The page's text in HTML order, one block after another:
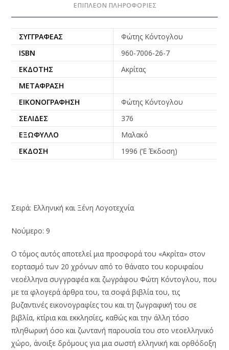
ΕΠΙΠΛΈΟΝ ΠΛΗΡΟΦΟΡΊΕΣ
ΣΥΓΓΡΑΦΈΑΣ
Φώτης Κόντογλου
ISBN
960-7006-26-7
ΕΚΔΌΤΗΣ
Ακρίτας
ΜΕΤΆΦΡΑΣΗ
ΕΙΚΟΝΟΓΡΆΦΗΣΗ
Φώτης Κόντογλου
ΣΕΛΊΔΕΣ
376
ΕΞΏΦΥΛΛΟ
Μαλακό
ΈΚΔΟΣΗ
1996 (‘Ε Έκδοση)
Σειρά: Ελληνική και Ξένη Λογοτεχνία
Νούμερο: 9
Ο τόμος αυτός αποτελεί μια προσφορά του «Ακρίτα» στον
εορτασμό των 20 χρόνων από το θάνατο του κορυφαίου
νεοέλληνα συγγραφέα και ζωγράφου Φώτη Κόντογλου, που
με τα φλογερά άρθρα του, τα σοφά βιβλία του, τις
βυζαντινές εικονογραφίες του και τη ζωγραφική του σε
βιβλία, κτίρια και εκκλησίες, καθώς και την άλλη τόσο
πληθωρική όσο και ζωντανή παρουσία του στο νεοελληνικό
χώρο, άνοιξε δρόμους για μια σωστή ελληνική και ορθόδοξη